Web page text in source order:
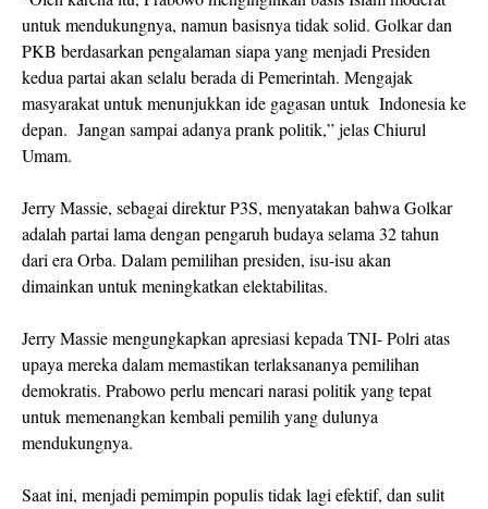
untuk mendukungnya, namun basisnya tidak solid. Golkar dan
PKB berdasarkan pengalaman siapa yang menjadi Presiden
kedua partai akan selalu berada di Pemerintah. Mengajak
masyarakat untuk menunjukkan ide gagasan untuk Indonesia ke
depan. Jangan sampai adanya prank politik,” jelas Chiurul
Umam.
Jerry Massie, sebagai direktur P3S, menyatakan bahwa Golkar
adalah partai lama dengan pengaruh budaya selama 32 tahun
dari era Orba. Dalam pemilihan presiden, isu-isu akan
dimainkan untuk meningkatkan elektabilitas.
Jerry Massie mengungkapkan apresiasi kepada TNI- Polri atas
upaya mereka dalam memastikan terlaksananya pemilihan
demokratis. Prabowo perlu mencari narasi politik yang tepat
untuk memenangkan kembali pemilih yang dulunya
mendukungnya.
Saat ini, menjadi pemimpin populis tidak lagi efektif, dan sulit